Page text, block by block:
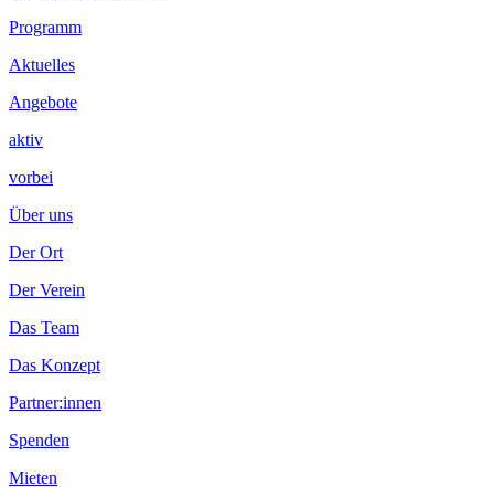
Footer
Inhalt
Programm
Aktuelles
Angebote
aktiv
vorbei
Über uns
Der Ort
Der Verein
Das Team
Das Konzept
Partner:innen
Spenden
Mieten